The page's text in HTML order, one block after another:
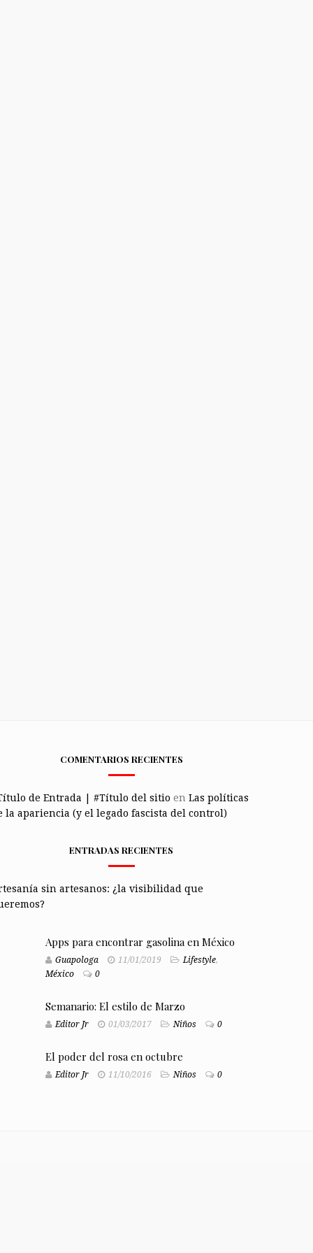
COMENTARIOS RECIENTES
de Entrada | #Título del sitio en Las políticas
la apariencia (y el legado fascista del control)
ENTRADAS RECIENTES
sin artesanos: ¿la visibilidad que
Apps para encontrar gasolina en México
Guapologa 11/01/2019 Lifestyle,
México
0
Semanario: El estilo de Marzo
Editor Jr 01/03/2017 Niños 0
El poder del rosa en octubre
Editor Jr 11/10/2016 Niños 0